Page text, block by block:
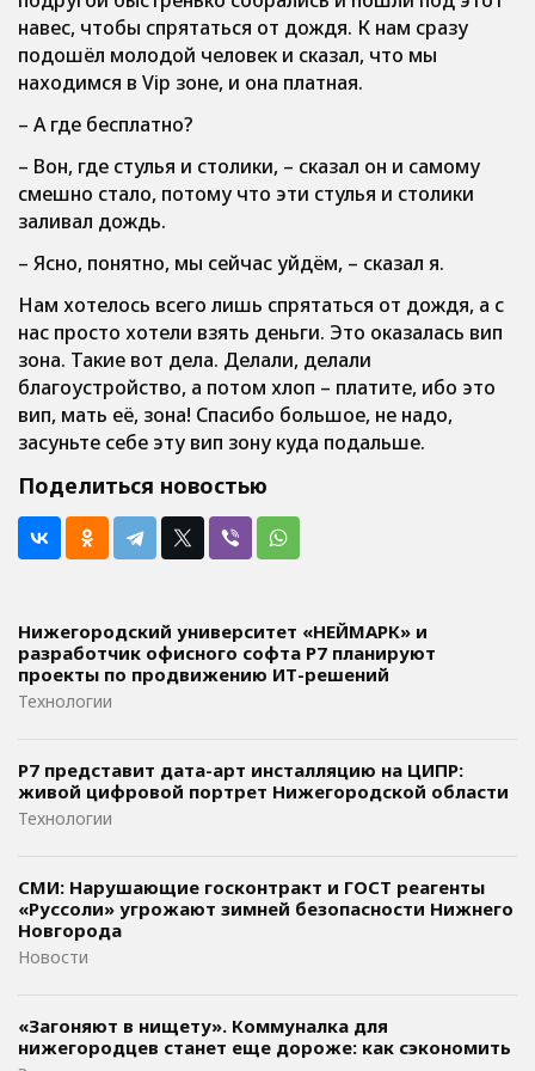
навес, чтобы спрятаться от дождя. К нам сразу
подошёл молодой человек и сказал, что мы
находимся в Vip зоне, и она платная.
– А где бесплатно?
– Вон, где стулья и столики, – сказал он и самому
смешно стало, потому что эти стулья и столики
заливал дождь.
– Ясно, понятно, мы сейчас уйдём, – сказал я.
Нам хотелось всего лишь спрятаться от дождя, а с
нас просто хотели взять деньги. Это оказалась вип
зона. Такие вот дела. Делали, делали
благоустройство, а потом хлоп – платите, ибо это
вип, мать её, зона! Спасибо большое, не надо,
засуньте себе эту вип зону куда подальше.
Поделиться новостью
Нижегородский университет «НЕЙМАРК» и
разработчик офисного софта P7 планируют
проекты по продвижению ИТ-решений
Технологии
Р7 представит дата-арт инсталляцию на ЦИПР:
живой цифровой портрет Нижегородской области
Технологии
СМИ: Нарушающие госконтракт и ГОСТ реагенты
«Руссоли» угрожают зимней безопасности Нижнего
Новгорода
Новости
«Загоняют в нищету». Коммуналка для
нижегородцев станет еще дороже: как сэкономить